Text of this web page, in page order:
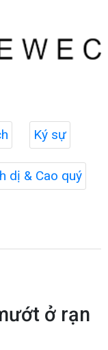
Ký sự
dị & Cao quý
ở rạn